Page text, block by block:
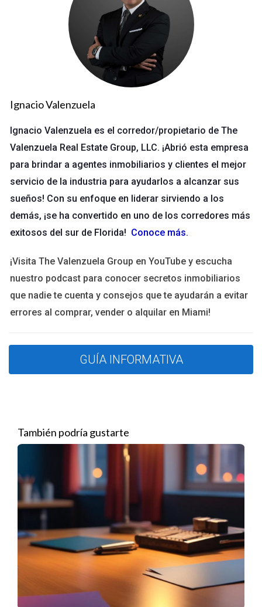
sido conocida por su enfoque centrado en el agente,
brindando no solo un alto nivel de apoyo, sino también
opciones flexibles para abordar las necesidades financieras
de sus agentes. Aunque no todos los agentes pueden calificar
para adelantos de comisiones, aquellos con un historial
probado y un rendimiento sólido pueden tener acceso a esta
opción. Esto permite a los agentes gestionar mejor su flujo de
del mercado.
Ventajas y desventajas de los adelantos
de comisiones
Los adelantos de comisiones ofrecen varias ventajas para los
agentes, pero también conllevan ciertos riesgos y desventajas
que deben considerarse. A continuación, exploraremos
Ventajas
Mejora del flujo de efectivo: Permite a los agentes
cubrir gastos inmediatos y mantener su negocio en
acuerdos más rápido.
Flexibilidad financiera: Los agentes pueden usar el
Desventajas
Deuda potencial: Si no se cierra la transacción, el agente
puede enfrentar la presión de pagar el adelanto sin
haber generado ingresos.
Dependencia: Puede fomentar una cultura de
depender de los adelantos en lugar de fomentar la
planificación financiera a largo plazo.
Condiciones estrictas: Algunas agencias pueden
imponer restricciones o condiciones que limitan el
acceso a los adelantos.
Ejemplos en el mercado inmobiliario
Para ilustrar cómo los adelantos de comisiones pueden
Ignacio Valenzuela
Ignacio Valenzuela es el corredor/propietario de The
Valenzuela Real Estate Group, LLC. ¡Abrió esta empresa
para brindar a agentes inmobiliarios y clientes el mejor
servicio de la industria para ayudarlos a alcanzar sus
sueños! Con su enfoque en liderar sirviendo a los
demás, ¡se ha convertido en uno de los corredores más
exitosos del sur de Florida! Conoce más.
¡Visita The Valenzuela Group en YouTube y escucha
nuestro podcast para conocer secretos inmobiliarios
que nadie te cuenta y consejos que te ayudarán a evitar
errores al comprar, vender o alquilar en Miami!
GUÍA INFORMATIVA
También podría gustarte